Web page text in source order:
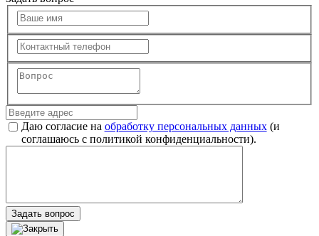
Даю согласие на обработку персональных данных(и
соглашаюсь с политикой конфиденциальности).
Задать вопрос